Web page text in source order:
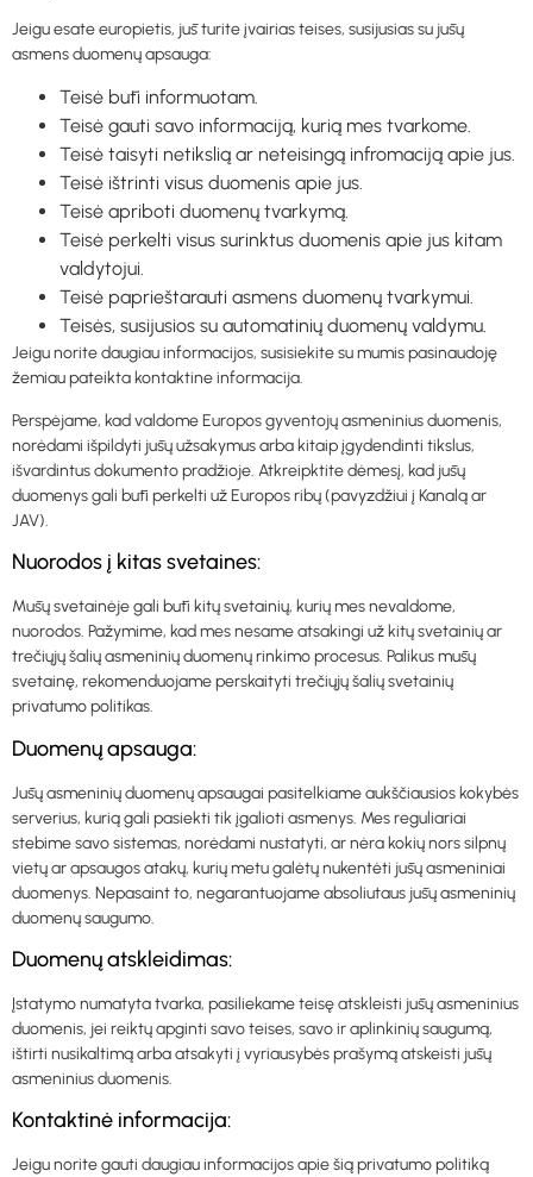
Jeigu esate europietis, jūs turite įvairias teises, susijusias su jūsų
asmens duomenų apsauga:
Teisė būti informuotam.
Teisė gauti savo informaciją, kurią mes tvarkome.
Teisė taisyti netikslią ar neteisingą infromaciją apie jus.
Teisė ištrinti visus duomenis apie jus.
Teisė apriboti duomenų tvarkymą.
Teisė perkelti visus surinktus duomenis apie jus kitam
valdytojui.
Teisė paprieštarauti asmens duomenų tvarkymui.
Teisės, susijusios su automatinių duomenų valdymu.
Jeigu norite daugiau informacijos, susisiekite su mumis pasinaudoję
žemiau pateikta kontaktine informacija.
Perspėjame, kad valdome Europos gyventojų asmeninius duomenis,
norėdami išpildyti jūsų užsakymus arba kitaip įgydendinti tikslus,
išvardintus dokumento pradžioje. Atkreipktite dėmesį, kad jūsų
duomenys gali būti perkelti už Europos ribų (pavyzdžiui į Kanalą ar
JAV).
Nuorodos į kitas svetaines:
Mūsų svetainėje gali būti kitų svetainių, kurių mes nevaldome,
nuorodos. Pažymime, kad mes nesame atsakingi už kitų svetainių ar
trečiųjų šalių asmeninių duomenų rinkimo procesus. Palikus mūsų
svetainę, rekomenduojame perskaityti trečiųjų šalių svetainių
privatumo politikas.
Duomenų apsauga:
Jūsų asmeninių duomenų apsaugai pasitelkiame aukščiausios kokybės
serverius, kurią gali pasiekti tik įgalioti asmenys. Mes reguliariai
stebime savo sistemas, norėdami nustatyti, ar nėra kokių nors silpnų
vietų ar apsaugos atakų, kurių metu galėtų nukentėti jūsų asmeniniai
duomenys. Nepasaint to, negarantuojame absoliutaus jūsų asmeninių
duomenų saugumo.
Duomenų atskleidimas:
Įstatymo numatyta tvarka, pasiliekame teisę atskleisti jūsų asmeninius
duomenis, jei reiktų apginti savo teises, savo ir aplinkinių saugumą,
ištirti nusikaltimą arba atsakyti į vyriausybės prašymą atskeisti jūsų
asmeninius duomenis.
Kontaktinė informacija:
Jeigu norite gauti daugiau informacijos apie šią privatumo politiką